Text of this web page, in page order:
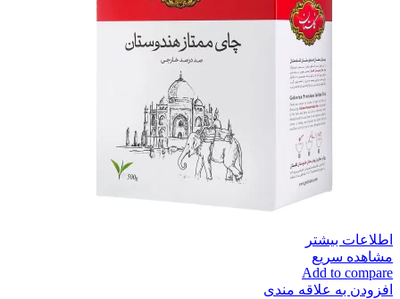
اطلاعات بیشتر
مشاهده سریع
Add to compare
افزودن به علاقه مندی